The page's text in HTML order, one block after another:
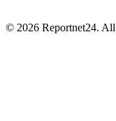
© 2026 Reportnet24. All